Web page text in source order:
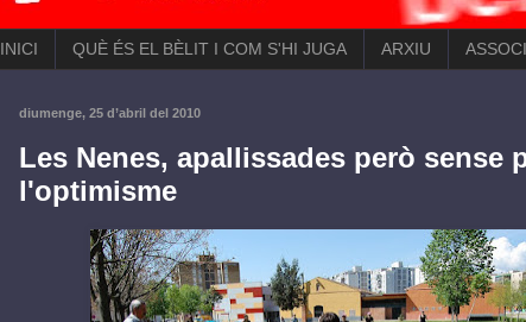
INICI QUÈ ÉS EL BÈLIT I COM S'HI JUGA ARXIU
diumenge, 25 d’abril del 2010
Les Nenes, apallissades però sense
l'optimisme